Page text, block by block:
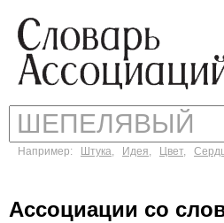
Например: Штука, Идея, Цвет,
Ассоциации со